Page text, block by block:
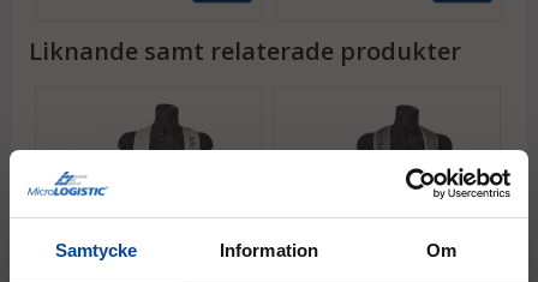
Samtycke Information Om
Liknande samt relaterade produkter